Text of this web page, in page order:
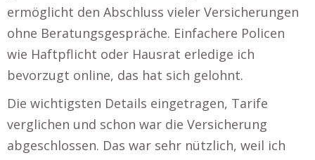
ermöglicht den Abschluss vieler Versicherungen
ohne Beratungsgespräche. Einfachere Policen
wie Haftpflicht oder Hausrat erledige ich
bevorzugt online, das hat sich gelohnt.
Die wichtigsten Details eingetragen, Tarife
verglichen und schon war die Versicherung
abgeschlossen. Das war sehr nützlich, weil ich